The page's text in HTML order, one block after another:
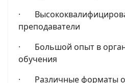
·
преподаватели
· Большой опыт в
обучения
· Различные форматы